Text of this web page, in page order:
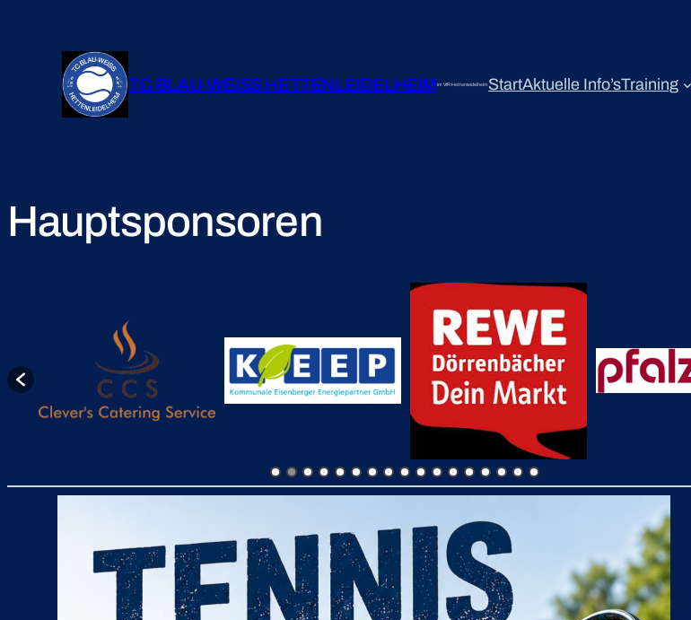
TC BLAU-WEISS HETTENLEIDELHEIMim VfR HettenleidelheimStartAktuelle Info’sTraining
Hauptsponsoren